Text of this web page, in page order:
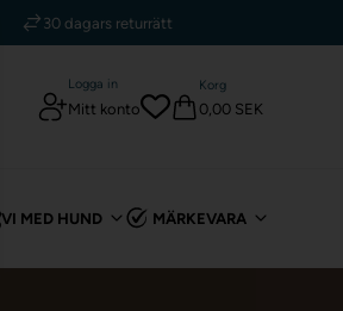
30 dagars returrätt
Logga in
Mitt konto
Korg
0,00 SEK
VI MED HUND MÄRKEVARA